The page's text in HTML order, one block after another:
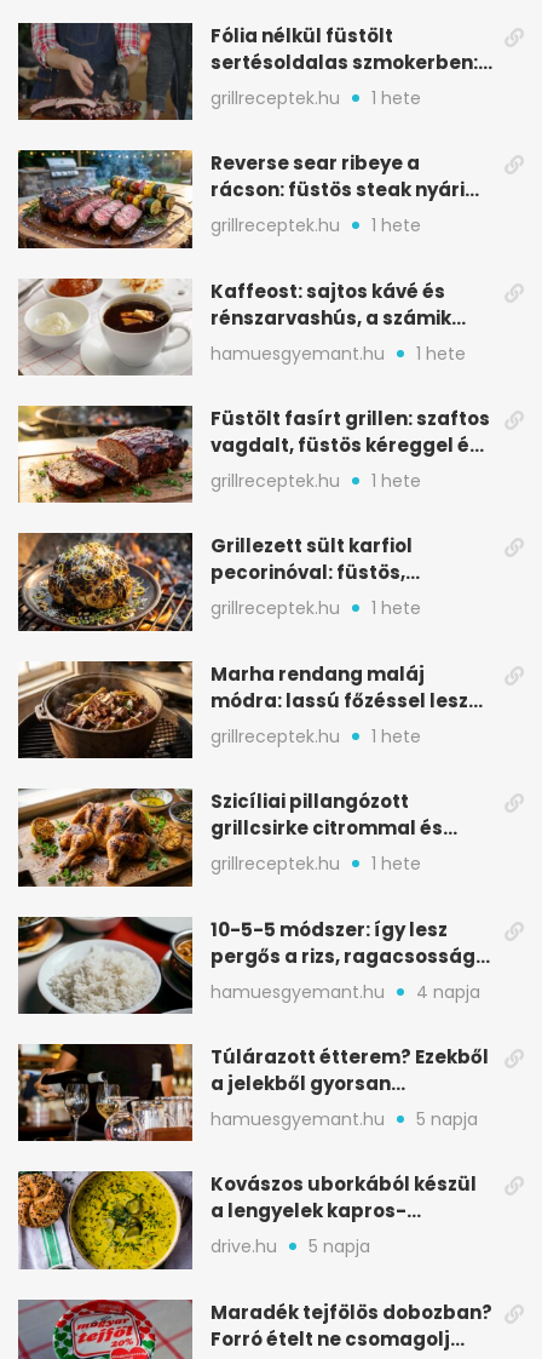
Fólia nélkül füstölt
sertésoldalas szmokerben:
ropogós bark, 6 óra
grillreceptek.hu 1 hete
Reverse sear ribeye a
rácson: füstös steak nyári
tökkebabbal
grillreceptek.hu 1 hete
Kaffeost: sajtos kávé és
rénszarvashús, a számik
melegítő itala
hamuesgyemant.hu 1 hete
Füstölt fasírt grillen: szaftos
vagdalt, füstös kéreggel és
BBQ mázzal
grillreceptek.hu 1 hete
Grillezett sült karfiol
pecorinóval: füstös,
karamellizált nyári kedvenc
grillreceptek.hu 1 hete
Marha rendang maláj
módra: lassú főzéssel lesz
igazán szaftos
grillreceptek.hu 1 hete
Szicíliai pillangózott
grillcsirke citrommal és
oregánóval
grillreceptek.hu 1 hete
10-5-5 módszer: így lesz
pergős a rizs, ragacsosság
nélkül
hamuesgyemant.hu 4 napja
Túlárazott étterem? Ezekből
a jelekből gyorsan
észreveheted
hamuesgyemant.hu 5 napja
Kovászos uborkából készül
a lengyelek kapros-
savanykás levese
drive.hu 5 napja
Maradék tejfölös dobozban?
Forró ételt ne csomagolj